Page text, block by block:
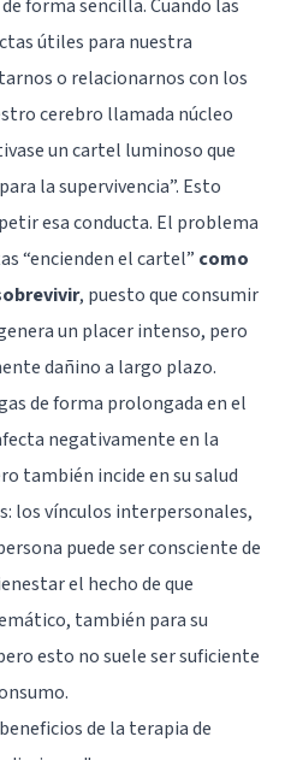
forma sencilla. Cuando las
útiles para nuestra
o relacionarnos con los
cerebro llamada núcleo
un cartel luminoso que
la supervivencia”. Esto
esa conducta. El problema
“encienden el cartel” como
, puesto que consumir
un placer intenso, pero
dañino a largo plazo.
de forma prolongada en el
negativamente en la
también incide en su salud
los vínculos interpersonales,
puede ser consciente de
el hecho de que
también para su
esto no suele ser suficiente
de la terapia de